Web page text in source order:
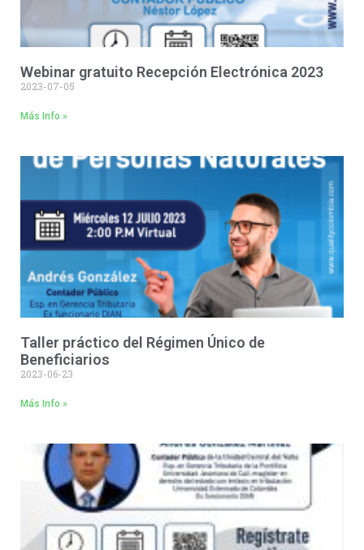
Webinar gratuito Recepción Electrónica 2023
2023-07-05
Más Info »
Taller práctico del Régimen Único de
Beneficiarios
2023-06-23
Más Info »